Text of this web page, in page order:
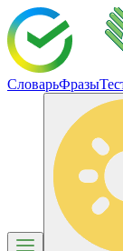
СловарьФразы